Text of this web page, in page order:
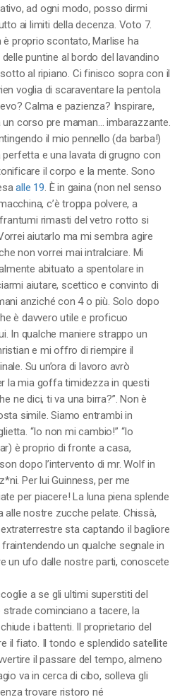
ad ogni modo, posso dirmi
ai limiti della decenza. Voto 7.
proprio scontato, Marlise ha
puntine al bordo del lavandino
al ripiano. Ci finisco sopra con il
voglia di scaraventare la pentola
Calma e pazienza? Inspirare,
corso pre maman… imbarazzante.
il mio pennello (da barba!)
e una lavata di grugno con
il corpo e la mente. Sono
alle 19. È in gaina (non nel senso
c’è troppa polvere, a
rimasti del vetro rotto si
aiutarlo ma mi sembra agire
non vorrei mai intralciare. Mi
abituato a spentolare in
aiutare, scettico e convinto di
anziché con 4 o più. Solo dopo
è davvero utile e proficuo
In qualche maniere strappo un
e mi offro di riempire il
Su un’ora di lavoro avrò
la mia goffa timidezza in questi
ne dici, ti va una birra?”. Non è
simile. Siamo entrambi in
“Io non mi cambio!” “Io
è proprio di fronte a casa,
dopo l’intervento di mr. Wolf in
Per lui Guinness, per me
per piacere! La luna piena splende
nostre zucche pelate. Chissà,
sta captando il bagliore
un qualche segnale in
un ufo dalle nostre parti, conoscete
a se gli ultimi superstiti del
strade cominciano a tacere, la
i battenti. Il proprietario del
il fiato. Il tondo e splendido satellite
il passare del tempo, almeno
va in cerca di cibo, solleva gli
trovare ristoro né